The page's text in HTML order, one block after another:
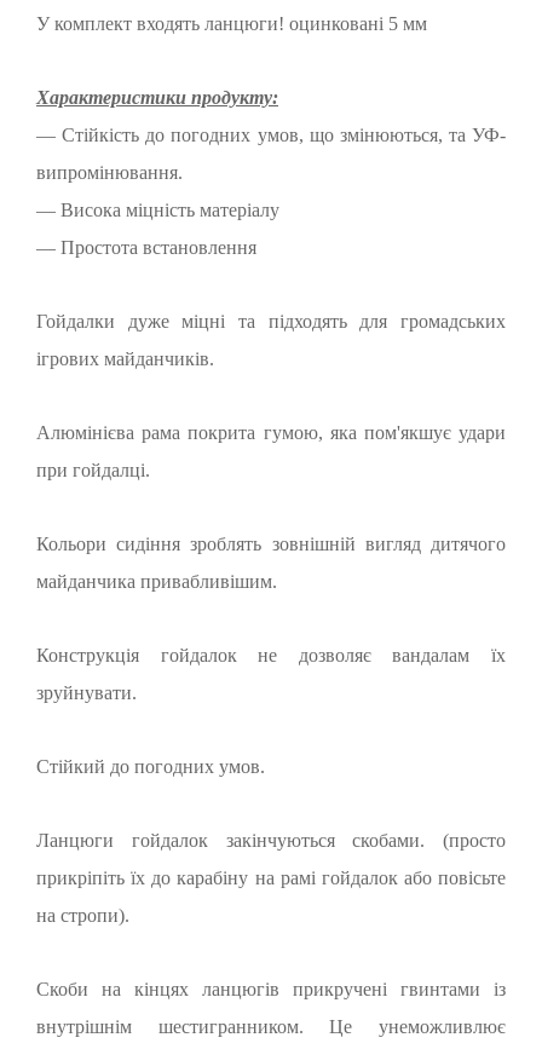
У комплект входять ланцюги! оцинковані 5 мм
Характеристики продукту:
― Стійкість до погодних умов, що змінюються, та УФ-
випромінювання.
― Висока міцність матеріалу
― Простота встановлення
Гойдалки дуже міцні та підходять для громадських
ігрових майданчиків.
Алюмінієва рама покрита гумою, яка пом'якшує удари
при гойдалці.
Кольори сидіння зроблять зовнішній вигляд дитячого
майданчика привабливішим.
Конструкція гойдалок не дозволяє вандалам їх
зруйнувати.
Стійкий до погодних умов.
Ланцюги гойдалок закінчуються скобами. (просто
прикріпіть їх до карабіну на рамі гойдалок або повісьте
на стропи).
Скоби на кінцях ланцюгів прикручені гвинтами із
внутрішнім шестигранником. Це унеможливлює